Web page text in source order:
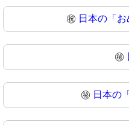
㊗ 日本の「
㊙️
㊙ 日本の